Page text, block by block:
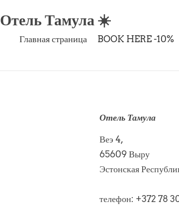
Отель Тамула ☀️
Главная страница BOOK HERE -10%
Отель Тамула
Веэ 4,
65609 Выру
Эстонская
телефон: +372 78